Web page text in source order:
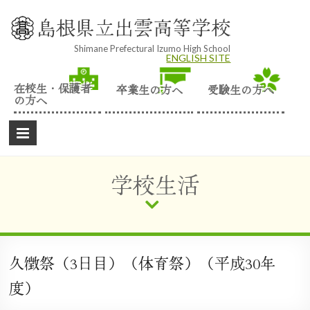
content 島根県立出雲高等学校
Shimane Prefectural Izumo High School
ENGLISH SITE
在校生・保護者
の方へ
卒業生の方へ 受験生の方へ
学校生活
久徴祭（3日目）（体育祭）（平成30年
度）